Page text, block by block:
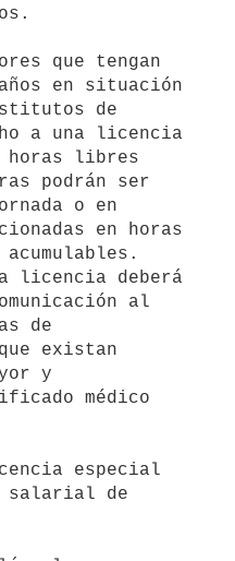
en situación
de
a una licencia
horas libres
podrán ser
o en
en horas
licencia deberá
al
de
existan
y
médico
salarial de